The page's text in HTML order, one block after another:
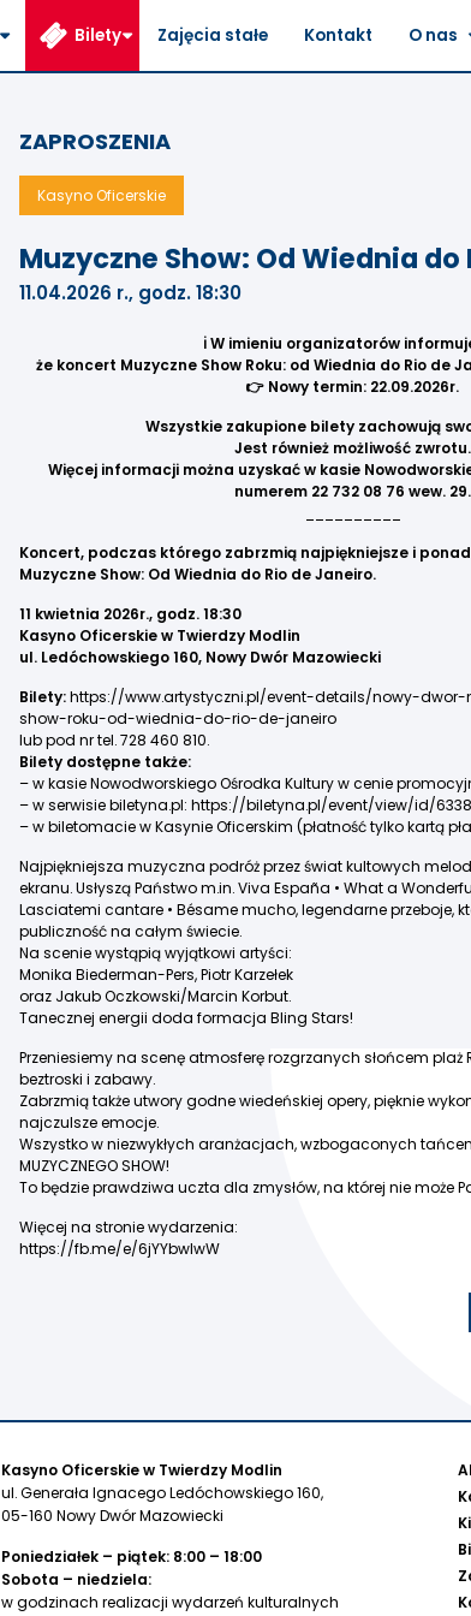
Bilety Zajęcia stałe Kontakt O nas
ZAPROSZENIA
Kasyno Oficerskie
Muzyczne Show: Od Wiednia do
11.04.2026 r., godz. 18:30
ℹ️W imieniu organizatorów
że koncert Muzyczne Show Roku: od Wiednia do Rio de
👉 Nowy termin: 22.09.2026r.
Wszystkie zakupione bilety zachowują
Jest również możliwość zwrotu.
Więcej informacji można uzyskać w kasie
numerem 22 732 08 76 wew. 29.
Koncert, podczas którego zabrzmią najpiękniejsze i
Muzyczne Show: Od Wiednia do Rio de Janeiro.
11 kwietnia 2026r., godz. 18:30
Kasyno Oficerskie w Twierdzy Modlin
ul. Ledóchowskiego 160, Nowy Dwór Mazowiecki
Bilety:https://www.artystyczni.pl/event-details/nowy-
show-roku-od-wiednia-do-rio-de-janeiro
lub pod nr tel. 728 460 810.
Bilety dostępne także:
– w kasie Nowodworskiego Ośrodka Kultury w cenie
– w serwisiebiletyna.pl: https://biletyna.pl/event/view/id/
– w biletomacie w Kasynie Oficerskim (płatność tylko kartą
Najpiękniejsza muzyczna podróż przez świat kultowych
ekranu. Usłyszą Państwo m.in. Viva España • What a
Lasciatemi cantare • Bésame mucho, legendarne przeboje,
publiczność na całym świecie.
Na scenie wystąpią wyjątkowi artyści:
Monika Biederman-Pers, Piotr Karzełek
oraz Jakub Oczkowski/Marcin Korbut.
Tanecznej energii doda formacja Bling Stars!
Przeniesiemy na scenę atmosferę rozgrzanych słońcem plaż
beztroski i zabawy.
Zabrzmią także utwory godne wiedeńskiej opery, pięknie
najczulsze emocje.
Wszystko w niezwykłych aranżacjach, wzbogaconych
MUZYCZNEGO SHOW!
To będzie prawdziwa uczta dla zmysłów, na której nie może
Więcej na stronie wydarzenia:
https://fb.me/e/6jYYbwlwW
Kasyno Oficerskie w Twierdzy Modlin
ul. Generała Ignacego Ledóchowskiego 160,
05-160 Nowy Dwór Mazowiecki
Poniedziałek – piątek: 8:00 – 18:00
Sobota – niedziela:
w godzinach realizacji wydarzeń kulturalnych